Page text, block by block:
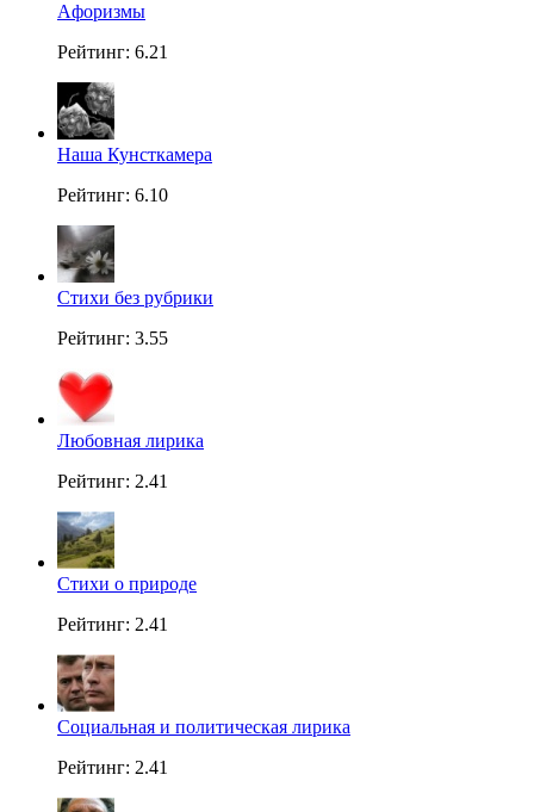
Aфоризмы
Рейтинг: 6.21
Наша Кунсткамера
Рейтинг: 6.10
Стихи без рубрики
Рейтинг: 3.55
Любовная лирика
Рейтинг: 2.41
Стихи о природе
Рейтинг: 2.41
Социальная и политическая лирика
Рейтинг: 2.41